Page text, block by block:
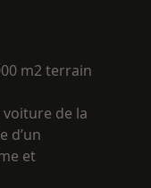
m2 terrain
de la
d’un
et